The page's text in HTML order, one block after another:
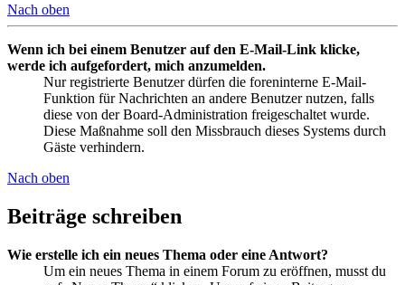
Nach oben
Wenn ich bei einem Benutzer auf den E-Mail-Link klicke,
werde ich aufgefordert, mich anzumelden.
Nur registrierte Benutzer dürfen die foreninterne E-Mail-
Funktion für Nachrichten an andere Benutzer nutzen, falls
diese von der Board-Administration freigeschaltet wurde.
Diese Maßnahme soll den Missbrauch dieses Systems durch
Gäste verhindern.
Nach oben
Beiträge schreiben
Wie erstelle ich ein neues Thema oder eine Antwort?
Um ein neues Thema in einem Forum zu eröffnen, musst du